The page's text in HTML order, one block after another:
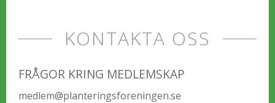
KONTAKTA OSS
FRÅGOR KRING MEDLEMSKAP
medlem@planteringsforeningen.se